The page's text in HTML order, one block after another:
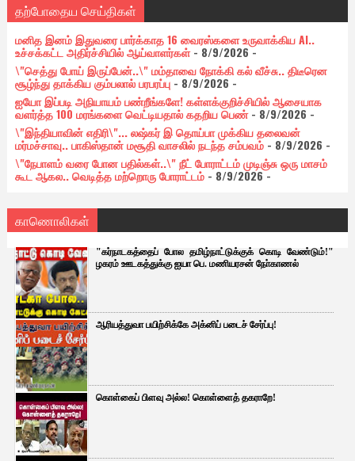
தற்போதைய செய்திகள்
மனித இனம் இதுவரை பார்க்காத 16 வைரஸ்களை உருவாக்கிய AI..
உச்சக்கட்ட அதிர்ச்சியில் ஆய்வாளர்கள்- 8/9/2026-
\"செத்து போய் இருப்பேன்..\" மம்தாவை நோக்கி கல் வீச்சு.. திடீரென
சூழ்ந்து தாக்கிய கும்பலால் பரபரப்பு- 8/9/2026 -
ஐயோ இப்படி அநியாயம் பண்றீங்களே! கள்ளக்குறிச்சியில் ஆசையாக
வளர்த்த 100 மரங்களை வெட்டியதால் கதறிய பெண்- 8/9/2026 -
\"இந்தியாவின் எதிரி\"... லஷ்கர் இ தொய்பா முக்கிய தலைவன்
மர்மச்சாவு.. பாகிஸ்தான் மசூதி வாசலில் நடந்த சம்பவம்- 8/9/2026 -
\"நேபாளம் வரை போன பதில்கள்..\" நீட் போராட்டம் முடிஞ்சு ஒரு மாசம்
கூட ஆகல.. வெடித்த மற்றொரு போராட்டம்- 8/9/2026-
காணொலிகள்
"கர்நாடகத்தைப் போல தமிழ்நாட்டுக்குக் கொடி வேண்டும்!"
ழகரம் ஊடகத்துக்கு ஐயா பெ. மணியரசன் நோ்காணல்
ஆரியத்துவா பயிற்சிக்கே அக்னிப் படைச் சேர்ப்பு!
கொள்கைப் பிளவு அல்ல! கொள்ளைத் தகராறே!